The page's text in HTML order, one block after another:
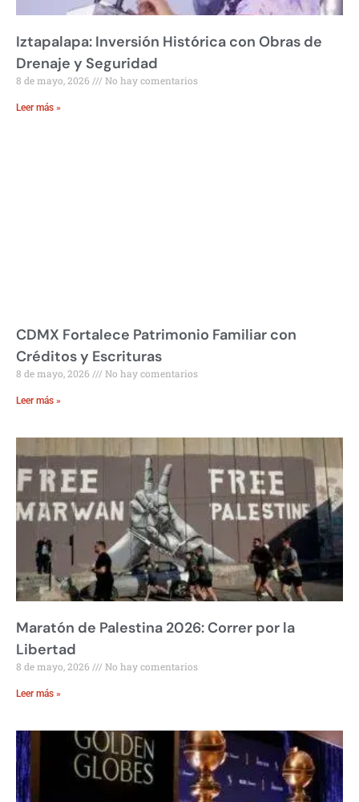
Iztapalapa: Inversión Histórica con Obras de
Drenaje y Seguridad
8 de mayo, 2026 No hay comentarios
Leer más »
CDMX Fortalece Patrimonio Familiar con
Créditos y Escrituras
8 de mayo, 2026 No hay comentarios
Leer más »
Maratón de Palestina 2026: Correr por la
Libertad
8 de mayo, 2026 No hay comentarios
Leer más »